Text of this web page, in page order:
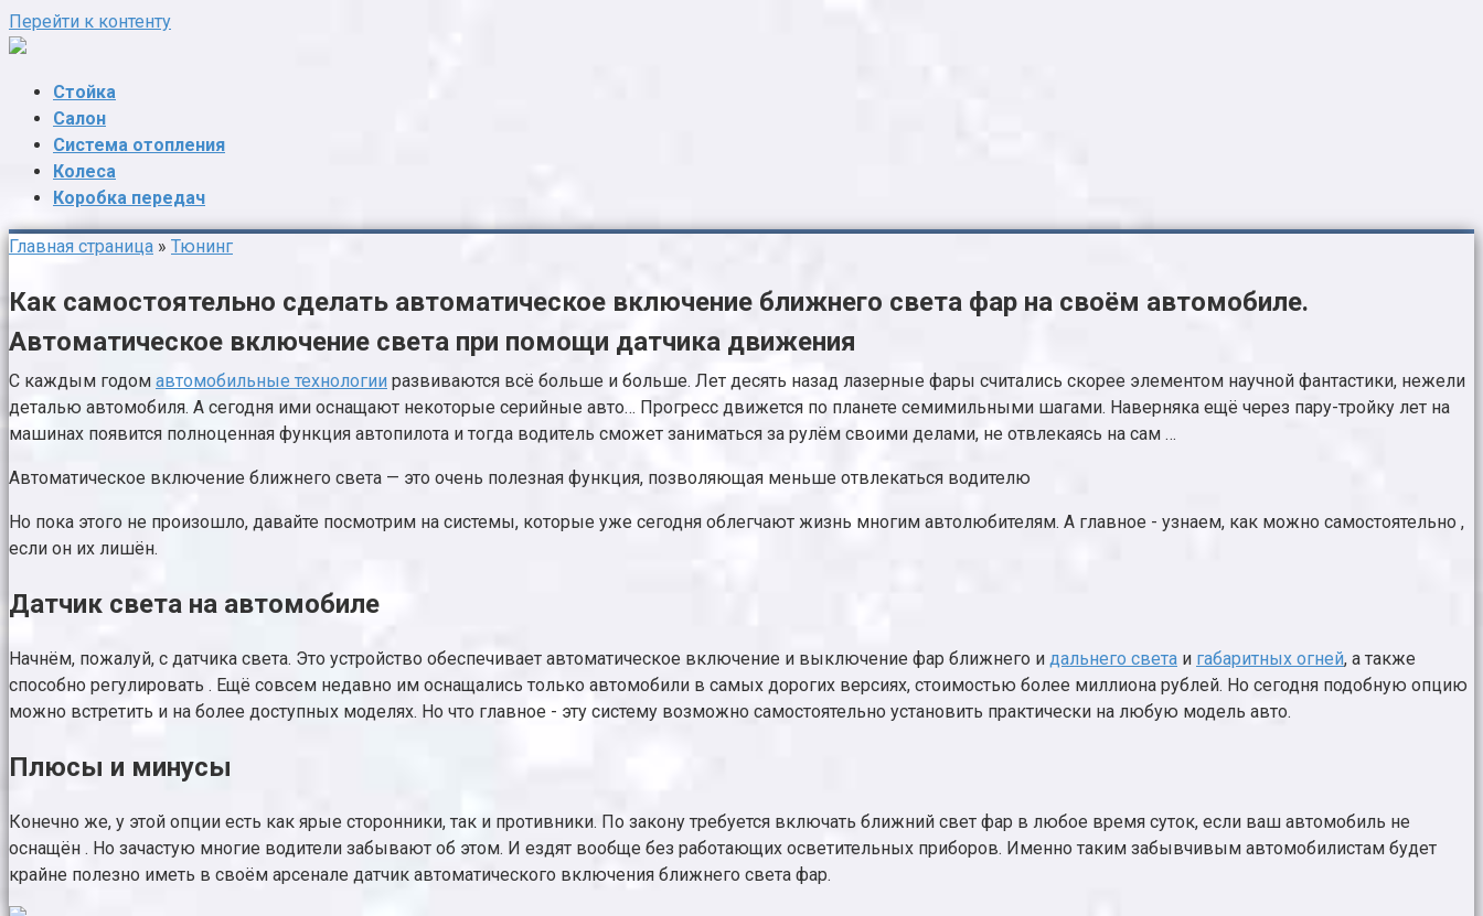
Перейти к контенту
Стойка
Салон
Система отопления
Колеса
Коробка передач
Главная страница » Тюнинг
Как самостоятельно сделать автоматическое включение ближнего света фар на своём автомобиле.
Автоматическое включение света при помощи датчика движения
С каждым годом автомобильные технологии развиваются всё больше и больше. Лет десять назад лазерные фары считались скорее элементом научной фантастики, нежели
деталью автомобиля. А сегодня ими оснащают некоторые серийные авто… Прогресс движется по планете семимильными шагами. Наверняка ещё через пару-тройку лет на
машинах появится полноценная функция автопилота и тогда водитель сможет заниматься за рулём своими делами, не отвлекаясь на сам …
Автоматическое включение ближнего света — это очень полезная функция, позволяющая меньше отвлекаться водителю
Но пока этого не произошло, давайте посмотрим на системы, которые уже сегодня облегчают жизнь многим автолюбителям. А главное - узнаем, как можно самостоятельно ,
если он их лишён.
Датчик света на автомобиле
Начнём, пожалуй, с датчика света. Это устройство обеспечивает автоматическое включение и выключение фар ближнего и дальнего света и габаритных огней, а также
способно регулировать . Ещё совсем недавно им оснащались только автомобили в самых дорогих версиях, стоимостью более миллиона рублей. Но сегодня подобную опцию
можно встретить и на более доступных моделях. Но что главное - эту систему возможно самостоятельно установить практически на любую модель авто.
Плюсы и минусы
Конечно же, у этой опции есть как ярые сторонники, так и противники. По закону требуется включать ближний свет фар в любое время суток, если ваш автомобиль не
оснащён . Но зачастую многие водители забывают об этом. И ездят вообще без работающих осветительных приборов. Именно таким забывчивым автомобилистам будет
крайне полезно иметь в своём арсенале датчик автоматического включения ближнего света фар.